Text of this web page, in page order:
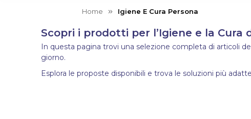
Home Igiene E Cura Persona
Scopri i prodotti per l’Igiene e la Cura
In questa pagina trovi una selezione completa di articoli
giorno.
Esplora le proposte disponibili e trova le soluzioni più